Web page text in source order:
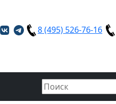
8 (495) 526-76-16